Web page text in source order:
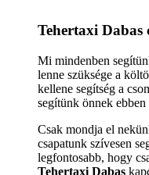
örömmel segítünk
Kedvező árakkal
kapcsán? Cégünk
adunk önnek egy
Tehertaxi azonnal